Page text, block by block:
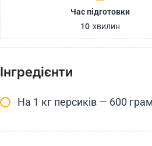
Час підготовки
10 хвилин
Інгредієнти
На 1 кг персиків — 600